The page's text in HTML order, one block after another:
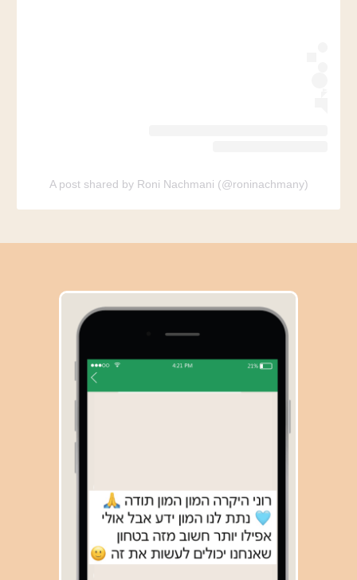
A post shared by Roni Nachmani (@roninachmany)